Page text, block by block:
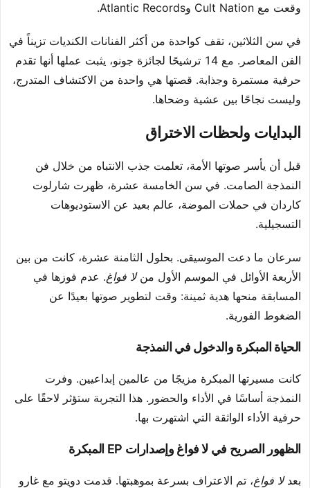
وقعت مع Cult Nation وAtlantic Records.
في سن الثلاثين، تقف كواحدة من أكثر الفنانات الكنديات تزيناً في
الفن المعاصر. مع 14 ترشيحًا لجائزة جونو، يثبت عملها أنها تقدم
حرفية مستمرة وجذابة. قصتها هي واحدة من الاكتشاف المتدرج،
وليست نجاحًا بين عشية وضحاها.
البدايات ولحظات الاختراق
قبل أن يأسر صوتها الأمة، تعلمت جذب الانتباه من خلال فن
النمذجة الصامت. في سن الخامسة عشرة، ظهرت شارلوت
كاردان في حملات الموضة، عالم بعيد عن الاستوديوهات
التسجيلية.
سرعان ما دعت الموسيقى. بحلول الثامنة عشرة، كانت من بين
الأربعة الأوائل في الموسم الأول منلا فواغ. عدم فوزها في
المسابقة منحها هدية ثمينة: وقت لتطوير صوتها بعيدًا عن
الضغوط الفورية.
الحياة المبكرة والدخول في النمذجة
كانت مسيرتها المبكرة مزيجًا من عالمين إبداعيين. وفرت
النمذجة أساسًا في الأداء والحضور. هذا التجربة ستؤثر لاحقًا على
حرفية الأداء الواثقة التي اشتهرت بها.
الظهور الصريح في لا فواغ وإصدارات EP المبكرة
بعدلا فواغ، تم الاعتراف بسرعة بموهبتها. قدمت دويتو مع غارو